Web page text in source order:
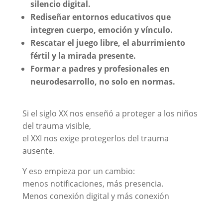
silencio digital.
Rediseñar entornos educativos que
integren cuerpo, emoción y vínculo.
Rescatar el juego libre, el aburrimiento
fértil y la mirada presente.
Formar a padres y profesionales en
neurodesarrollo, no solo en normas.
Si el siglo XX nos enseñó a proteger a los niños
del trauma visible,
el XXI nos exige protegerlos del trauma
ausente.
Y eso empieza por un cambio:
menos notificaciones, más presencia.
Menos conexión digital y más conexión